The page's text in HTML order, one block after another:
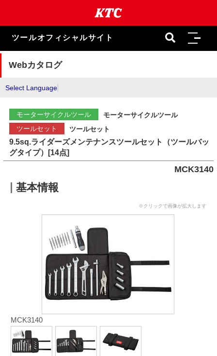
ま
キ
ツールオフィシャルサイト
Webカタログ
Select Language
モーターサイクルツール
モーターサイクルツール
ツールセット
ツールセット
9.5sq.ライダーズメンテナンスツールセット（ツールバッ
グタイプ）[14点]
MCK3140
基本情報
※クリックで画像が拡大します
MCK3140